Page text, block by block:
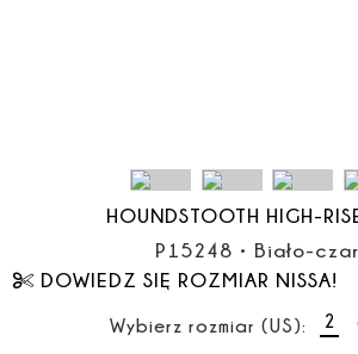
HOUNDSTOOTH HIGH-
P15248 • Biało-
DOWIEDZ SIĘ ROZMIAR NISSA!
Wybierz rozmiar (US): 2